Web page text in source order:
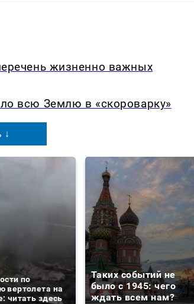
жизненно важных
всю Землю в «скороварку»
↓
по
вертолета на
читать здесь
Таких событий не
было с 1945: чего
ждать всем нам?